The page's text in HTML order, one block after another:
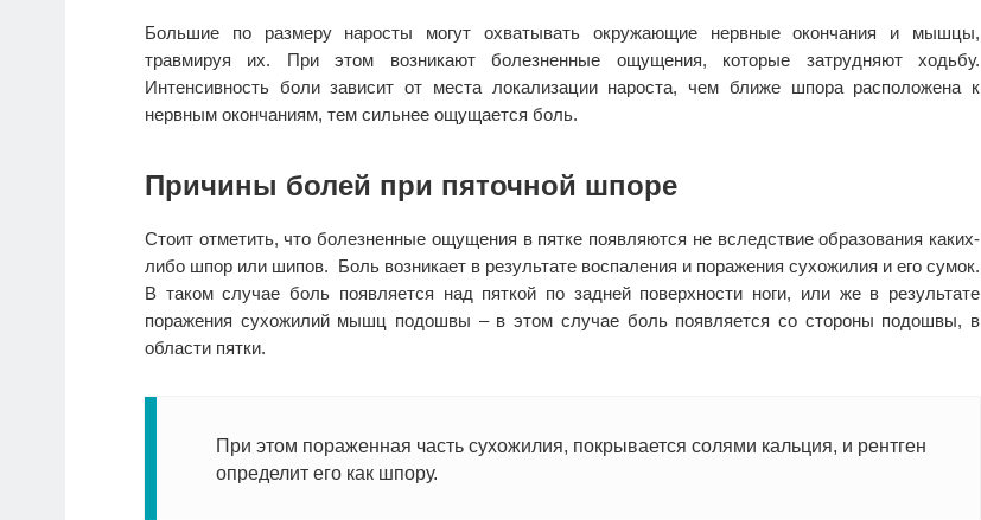
Большие по размеру наросты могут охватывать окружающие нервные окончания и мышцы,
травмируя их. При этом возникают болезненные ощущения, которые затрудняют ходьбу.
Интенсивность боли зависит от места локализации нароста, чем ближе шпора расположена к
нервным окончаниям, тем сильнее ощущается боль.
Причины болей при пяточной шпоре
Стоит отметить, что болезненные ощущения в пятке появляются не вследствие образования каких-
либо шпор или шипов. Боль возникает в результате воспаления и поражения сухожилия и его сумок.
В таком случае боль появляется над пяткой по задней поверхности ноги, или же в результате
поражения сухожилий мышц подошвы – в этом случае боль появляется со стороны подошвы, в
области пятки.
При этом пораженная часть сухожилия, покрывается солями кальция, и рентген
определит его как шпору.